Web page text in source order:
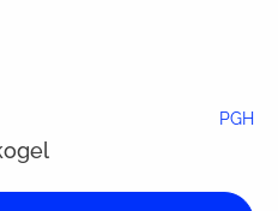
5 sterren PGH